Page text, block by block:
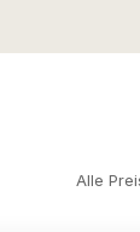
Alle